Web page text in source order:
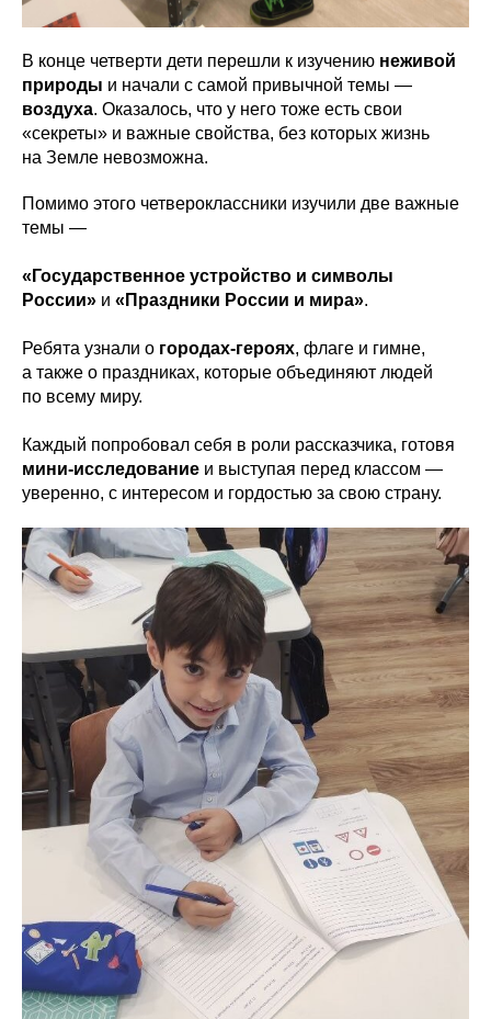
В конце четверти дети перешли к изучению неживой
природы и начали с самой привычной темы —
воздуха. Оказалось, что у него тоже есть свои
«секреты» и важные свойства, без которых жизнь
на Земле невозможна.
Помимо этого четвероклассники изучили две важные
темы —
«Государственное устройство и символы
России» и «Праздники России и мира».
Ребята узнали о городах-героях, флаге и гимне,
а также о праздниках, которые объединяют людей
по всему миру.
Каждый попробовал себя в роли рассказчика, готовя
мини-исследование и выступая перед классом —
уверенно, с интересом и гордостью за свою страну.